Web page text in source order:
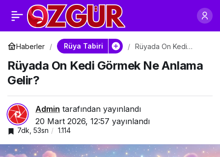
Haberler Rüya Tabiri
Rüyada On Kedi
Gelir?
Rüyada On Kedi Görmek Ne Anlama
Gelir?
Admin tarafından yayınlandı
20 Mart 2026, 12:57 yayınlandı
7dk, 53sn 1.114
Rüyada Dokuz Kedi
Görmek Ne Anlama
Gelir?
Paylaş